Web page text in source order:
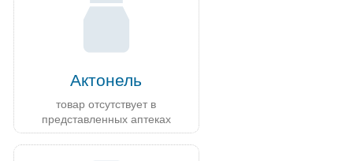
Актонель
товар отсутствует в
представленных аптеках